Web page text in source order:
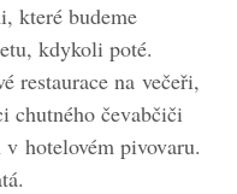
které budeme
kdykoli poté.
restaurace na večeři,
chutného čevabčiči
hotelovém pivovaru.